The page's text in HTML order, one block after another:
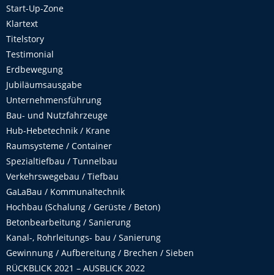
Start-Up-Zone
Klartext
Titelstory
Testimonial
Erdbewegung
Jubiläumsausgabe
Unternehmensführung
Bau- und Nutzfahrzeuge
Hub-Hebetechnik / Krane
Raumsysteme / Container
Spezialtiefbau / Tunnelbau
Verkehrswegebau / Tiefbau
GaLaBau / Kommunaltechnik
Hochbau (Schalung / Gerüste / Beton)
Betonbearbeitung / Sanierung
Kanal-, Rohrleitungs- bau / Sanierung
Gewinnung / Aufbereitung / Brechen / Sieben
RÜCKBLICK 2021 – AUSBLICK 2022